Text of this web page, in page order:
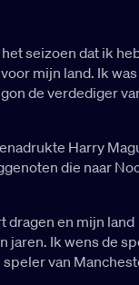
seizoen dat ik
mijn land. Ik
de verdediger
Harry
die naar
dragen en mijn land
jaren. Ik wens de
van